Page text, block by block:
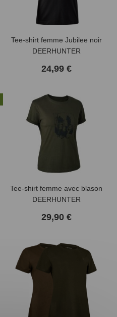
Tee-shirt femme Jubilee noir
DEERHUNTER
24,99 €
Tee-shirt femme avec blason
DEERHUNTER
29,90 €